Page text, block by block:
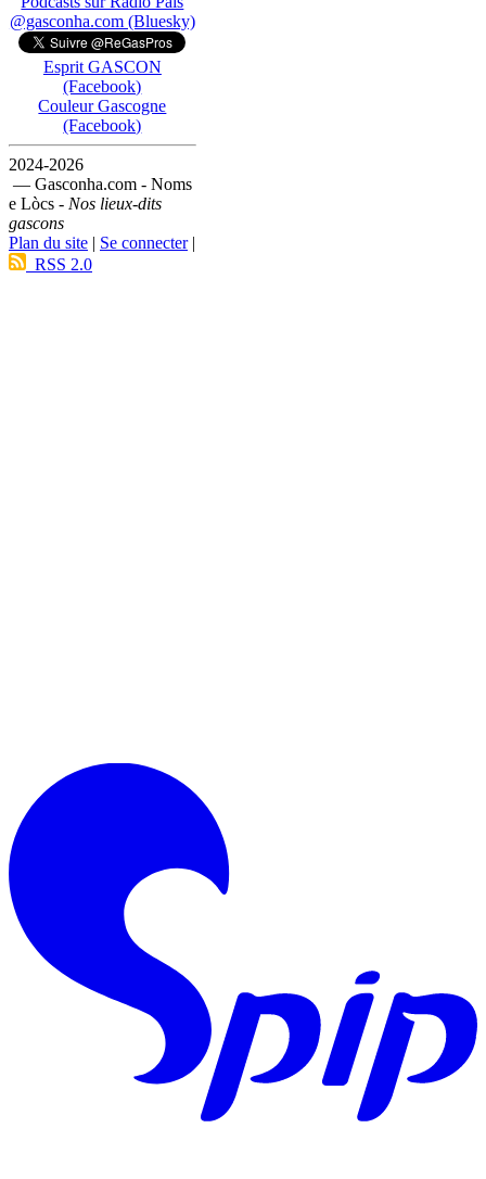
@gasconha.com (Bluesky)
Esprit GASCON
(Facebook)
Couleur Gascogne
(Facebook)
2024-2026
— Gasconha.com - Noms
e Lòcs - Nos lieux-dits
gascons
Plan du site | Se connecter|
RSS 2.0